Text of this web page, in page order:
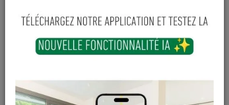
100x100 cm - Sapin
27,83
de 4 pieces